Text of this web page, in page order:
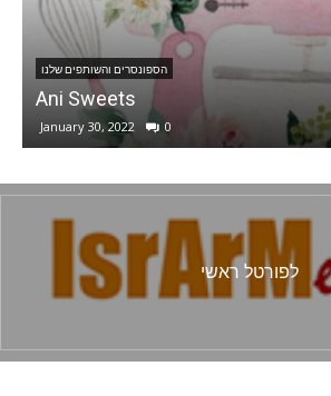
הספונסרים והשותפים שלנו
Sophie Group . GD & 3D Animation
December 1, 2020
לפורטל ראשי